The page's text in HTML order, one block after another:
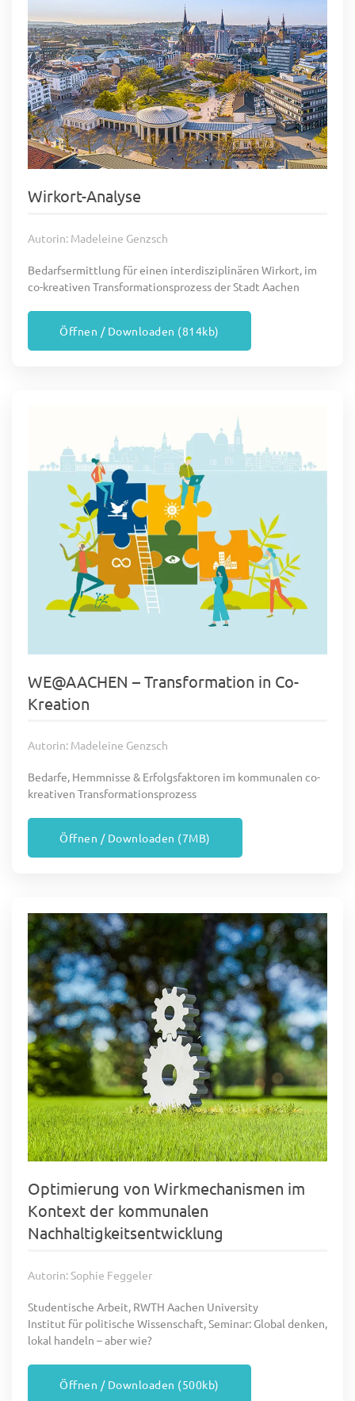
Wirkort-Analyse
Autorin: Madeleine Genzsch
Bedarfsermittlung für einen interdisziplinären Wirkort, im
co-kreativen Transformationsprozess der Stadt Aachen
Öffnen / Downloaden (814kb)
WE@AACHEN – Transformation in Co-
Kreation
Autorin: Madeleine Genzsch
Bedarfe, Hemmnisse & Erfolgsfaktoren im kommunalen co-
kreativen Transformationsprozess
Öffnen / Downloaden (7MB)
Optimierung von Wirkmechanismen im
Kontext der kommunalen
Nachhaltigkeitsentwicklung
Autorin: Sophie Feggeler
Studentische Arbeit, RWTH Aachen University
Institut für politische Wissenschaft, Seminar: Global denken,
lokal handeln – aber wie?
Öffnen / Downloaden (500kb)